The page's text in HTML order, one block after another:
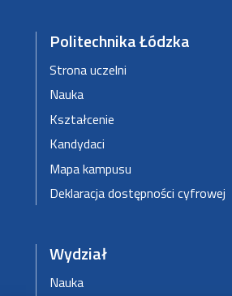
Politechnika Łódzka
Strona uczelni
Nauka
Kształcenie
Kandydaci
Mapa kampusu
Deklaracja dostępności cyfrowej
Wydział
Nauka